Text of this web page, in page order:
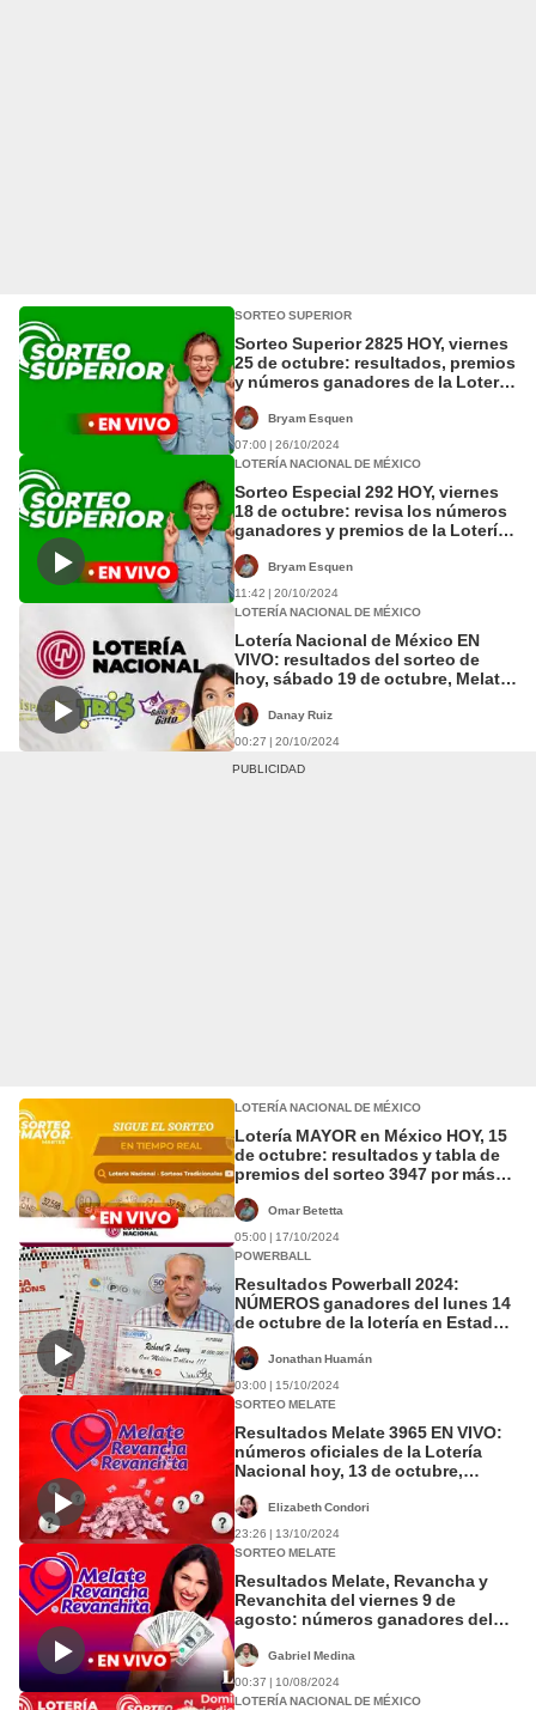
SORTEO SUPERIOR
Sorteo Superior 2825 HOY, viernes
25 de octubre: resultados, premios
y números ganadores de la Lotería
Bryam Esquen
07:00 | 26/10/2024
LOTERÍA NACIONAL DE MÉXICO
Sorteo Especial 292 HOY, viernes
18 de octubre: revisa los números
ganadores y premios de la Lotería
Bryam Esquen
11:42 | 20/10/2024
LOTERÍA NACIONAL DE MÉXICO
Lotería Nacional de México EN
VIVO: resultados del sorteo de
hoy, sábado 19 de octubre, Melate,
Danay Ruiz
00:27 | 20/10/2024
LOTERÍA NACIONAL DE MÉXICO
Lotería MAYOR en México HOY, 15
de octubre: resultados y tabla de
premios del sorteo 3947 por más
Omar Betetta
05:00 | 17/10/2024
POWERBALL
Resultados Powerball 2024:
NÚMEROS ganadores del lunes 14
de octubre de la lotería en Estados
Jonathan Huamán
03:00 | 15/10/2024
SORTEO MELATE
Resultados Melate 3965 EN VIVO:
números oficiales de la Lotería
Nacional hoy, 13 de octubre,
Elizabeth Condori
23:26 | 13/10/2024
SORTEO MELATE
Resultados Melate, Revancha y
Revanchita del viernes 9 de
agosto: números ganadores del
Gabriel Medina
00:37 | 10/08/2024
LOTERÍA NACIONAL DE MÉXICO